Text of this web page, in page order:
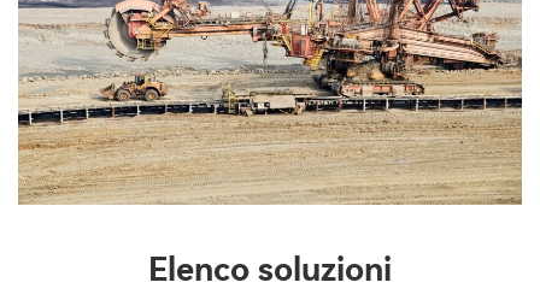
Elenco soluzioni